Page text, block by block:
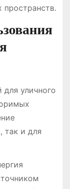
для уличного
так и для